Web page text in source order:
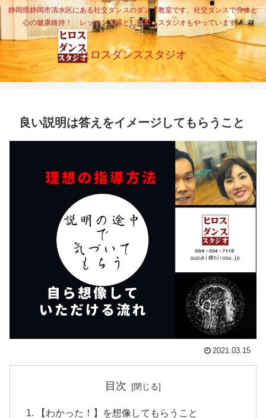
静岡県静岡市清水区にある社交ダンスのダンス教室です。社交ダンスで身体と
心の健康維持！ レッスン会場として貸しスタジオもやっています。
ヒロスダンススタジオ
良い説明は答えをイメージしてもらうこと
2021.03.15
目次
【わかった！】を想像してもらうこと